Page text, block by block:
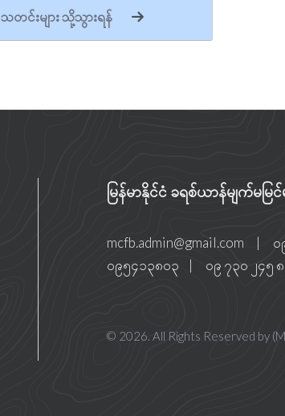
သတင်းများ သို့သွားရန်
မြန်မာနိုင်ငံ ခရစ်ယာန်မျက်မမြ
mcfb.admin@gmail.com |
၀
၀၉၅၄၁၃၈၀၃
| ဝ၉ ၇၃၀ ၂၄၅
© 2026. All Rights Reserved by